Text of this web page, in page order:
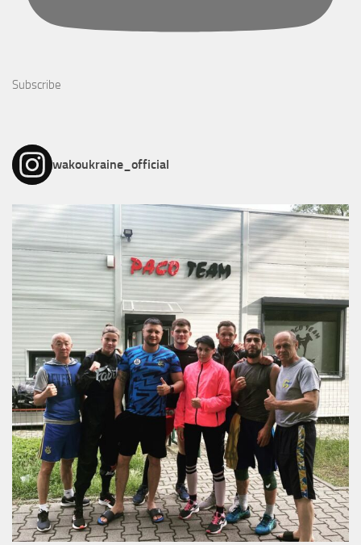
Subscribe
wakoukraine_official